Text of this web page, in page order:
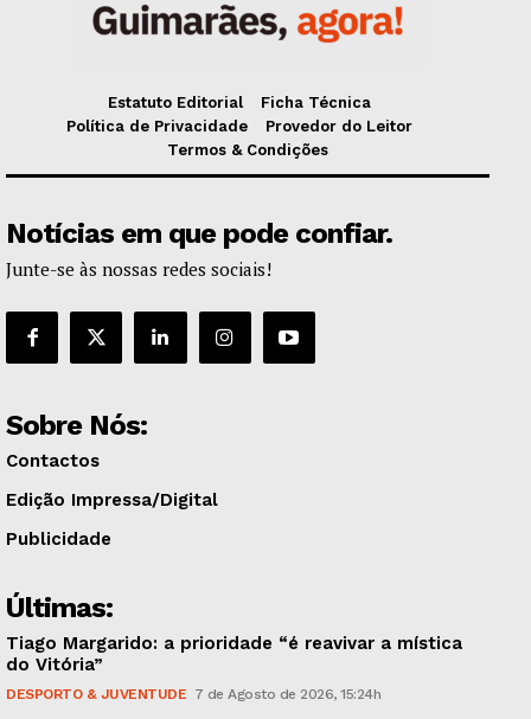
Estatuto Editorial
Ficha Técnica
Política de Privacidade
Provedor do Leitor
Termos & Condições
Notícias em que pode confiar.
Junte-se às nossas redes sociais!
Sobre Nós:
Contactos
Edição Impressa/Digital
Publicidade
Últimas:
Tiago Margarido: a prioridade “é reavivar a mística
do Vitória”
DESPORTO & JUVENTUDE 7 de Agosto de 2026, 15:24h